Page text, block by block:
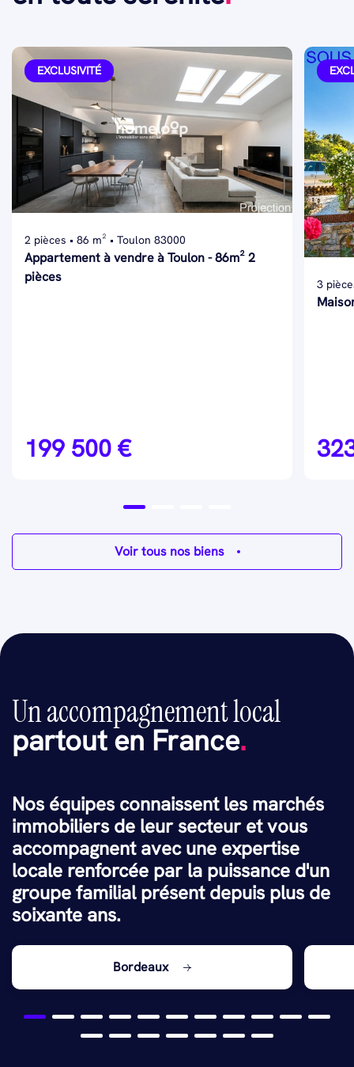
EXCLUSIVITÉ
2 pièces • 86 m² • Toulon 83000
Appartement à vendre à Toulon - 86m² 2
pièces
199 500 €
3
Voir tous nos biens
Un accompagnement local
partout en France.
Nos équipes connaissent les marchés
immobiliers de leur secteur et vous
accompagnent avec une expertise
locale renforcée par la puissance d'un
groupe familial présent depuis plus de
soixante ans.
Bordeaux